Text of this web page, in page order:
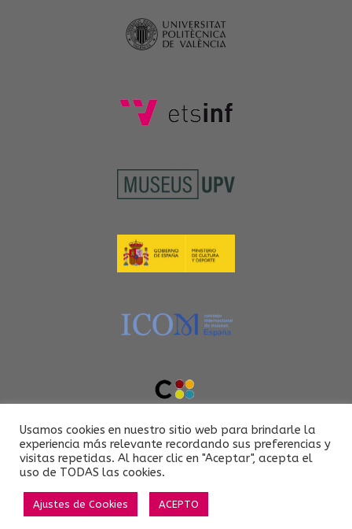
ETSINF-UPV @ 2021 Tema de
Usamos cookies en nuestro sitio web para brindarle la
experiencia más relevante recordando sus preferencias y
visitas repetidas. Al hacer clic en "Aceptar", acepta el
uso de TODAS las cookies.
Ajustes de Cookies ACEPTO